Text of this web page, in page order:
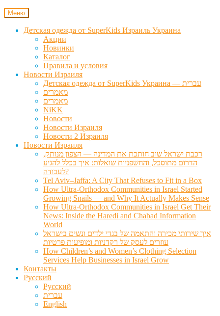
Меню
Детская одежда от SuperKids Израиль Украина
Акции
Новинки
Каталог
Правила и условия
Новости Израиля
Детская одежда от SuperKids Украина — עברית
מאמרים
מאמרים
NiKK
Новости
Новости Израиля
Новости 2 Израиля
Новости Израиля
רכבת ישראל שוב חותכת את המדינה — הצפון מנותק,
הדרום מתוסכל, והחשפניות שואלות: איך בכלל להגיע
לעבודה?
Tel Aviv–Jaffa: A City That Refuses to Fit in a Box
How Ultra-Orthodox Communities in Israel Started
Growing Snails — and Why It Actually Makes Sense
How Ultra-Orthodox Communities in Israel Get Their
News: Inside the Haredi and Chabad Information
World
איך שירותי מכירה והתאמה של בגדי ילדים ונשים בישראל
עוזרים לעסק של רקדניות ומופיעות פרטיות
How Children’s and Women’s Clothing Selection
Services Help Businesses in Israel Grow
Контакты
Русский
Русский
עברית
English